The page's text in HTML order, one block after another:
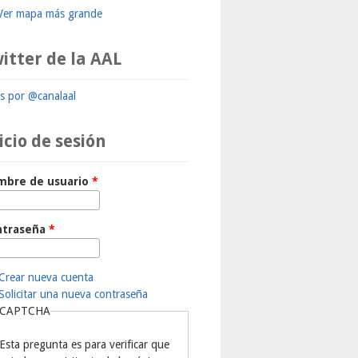
mapa más grande
de la AAL
por @canalaal
de sesión
de usuario *
*
nueva cuenta
una nueva contraseña
Esta pregunta es para verificar que